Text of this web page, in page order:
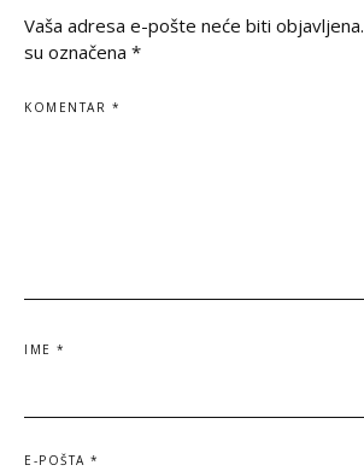
Vaša adresa e-pošte neće biti objavljena.
su označena *
KOMENTAR *
IME *
E-POŠTA *